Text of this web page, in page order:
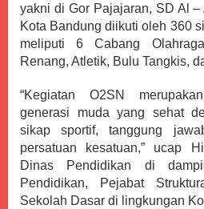
yakni di Gor Pajajaran, SD Al –
Kota Bandung diikuti oleh 360
meliputi 6 Cabang
Renang, Atletik, Bulu Tangkis,
“Kegiatan O2SN
generasi muda yang sehat
sikap sportif, tanggung
persatuan kesatuan,” ucap
Dinas Pendidikan di
Pendidikan, Pejabat
Sekolah Dasar di lingkungan